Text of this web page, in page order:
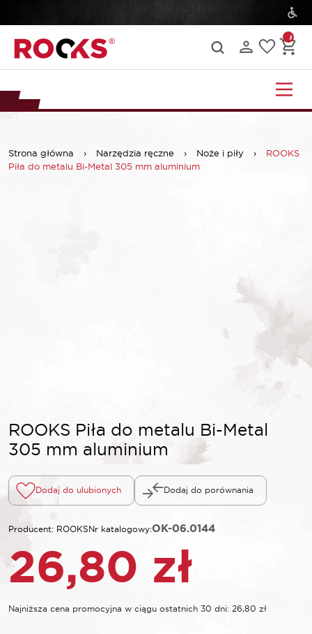
Strona główna › Narzędzia ręczne › Noże i piły ›
ROOKS
Piła do metalu Bi-Metal 305 mm aluminium
ROOKS Piła do metalu Bi-Metal
305 mm aluminium
Dodaj do ulubionych Dodaj do porównania
Producent: ROOKSNr katalogowy:OK-06.0144
26,80 zł
Najniższa cena promocyjna w ciągu ostatnich 30 dni: 26,80 zł